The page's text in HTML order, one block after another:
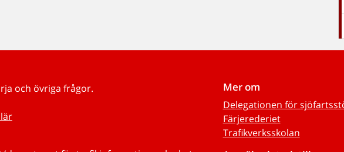
och övriga frågor. Mer om
Delegationen för
Färjerederiet
Trafikverksskolan